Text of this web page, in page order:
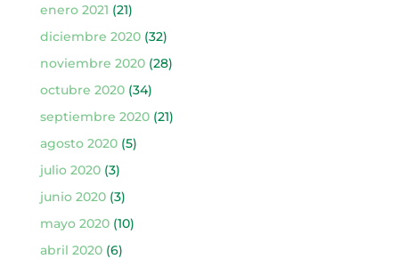
enero 2021 (21)
diciembre 2020(32)
noviembre 2020(28)
octubre 2020(34)
septiembre 2020(21)
agosto 2020(5)
julio 2020(3)
junio 2020(3)
mayo 2020(10)
abril 2020(6)